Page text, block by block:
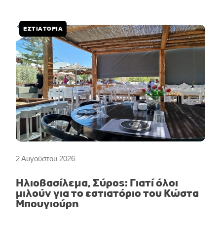
2 Αυγούστου 2026
ΕΣΤΙΑΤΟΡΙΑ
Ηλιοβασίλεμα, Σύρος: Γιατί όλοι
μιλούν για το εστιατόριο του Κώστα
Μπουγιούρη